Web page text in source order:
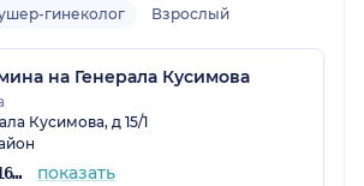
гинеколог Взрослый
на Генерала Кусимова
Кусимова, д 15/1
+7 (347) 213-16-75 показать